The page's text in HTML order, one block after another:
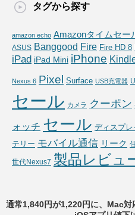
タグから探す
amazon echo Amazonタイムセー
ASUS Banggood Fire Fire HD 8
iPad iPad Mini iPhone
Nexus 6 Pixel Surface USB充電器
セール カメラ クーポン
ォッチ セール ディスプレ
テリー モバイル通信 リーク
世代Nexus7 製品レビュ
通常1,840円が1,220円に、Mac